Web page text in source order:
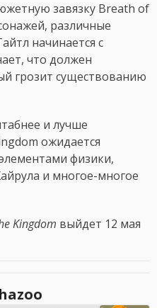
завязку Breath of
различные
начинается с
что должен
грозит существованию
и лучше
ожидается
физики,
и многое-многое
Kingdom выйдет 12 мая